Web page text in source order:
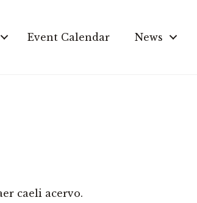
Event Calendar News
caeli acervo.